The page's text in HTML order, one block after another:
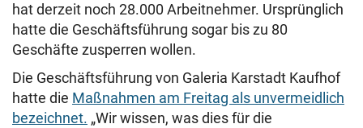
hat derzeit noch 28.000 Arbeitnehmer. Ursprünglich
hatte die Geschäftsführung sogar bis zu 80
Geschäfte zusperren wollen.
Die Geschäftsführung von Galeria Karstadt Kaufhof
hatte die Maßnahmen am Freitag als unvermeidlich
bezeichnet. „Wir wissen, was dies für die